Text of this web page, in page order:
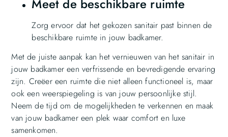
Meet de beschikbare ruimte
Zorg ervoor dat het gekozen sanitair past binnen de
beschikbare ruimte in jouw badkamer.
Met de juiste aanpak kan het vernieuwen van het sanitair in
jouw badkamer een verfrissende en bevredigende ervaring
zijn. Creëer een ruimte die niet alleen functioneel is, maar
ook een weerspiegeling is van jouw persoonlijke stijl.
Neem de tijd om de mogelijkheden te verkennen en maak
van jouw badkamer een plek waar comfort en luxe
samenkomen.